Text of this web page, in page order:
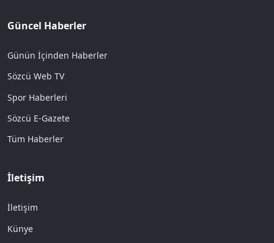
Güncel Haberler
Günün İçinden Haberler
Sözcü Web TV
Spor Haberleri
Sözcü E-Gazete
Tüm Haberler
İletişim
İletişim
Künye